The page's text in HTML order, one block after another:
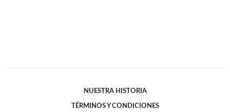
NUESTRA HISTORIA
TÉRMINOS Y CONDICIONES